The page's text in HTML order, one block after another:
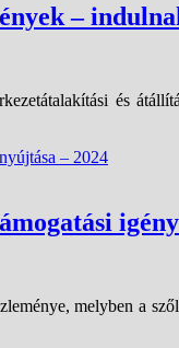
–
és
melyben a